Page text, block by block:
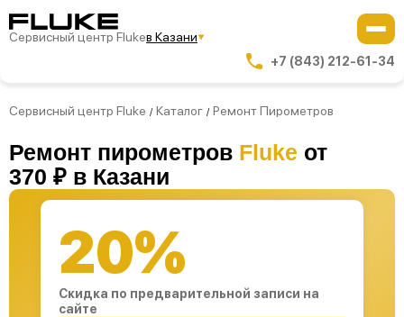
Сервисный центр Flukeв Казани
+7 (843) 212-61-34
Сервисный центр Fluke / Каталог / Ремонт Пирометров
Ремонт пирометров Fluke от
370 ₽ в Казани
20%
Скидка по предварительной записи на
сайте